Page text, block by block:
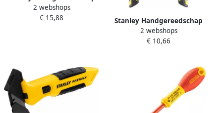
FatMax Uitschuifbaar Mes
0-10-778
2 webshops
€ 15,88
Stanley Handgereedschap
Stanley FATMAX Mini Lange
Telefoontang FMHT0-80517
2 webshops
€ 10,66